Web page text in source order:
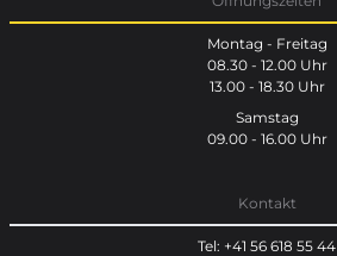
Montag - Freitag
08.30 - 12.00 Uhr
13.00 - 18.30 Uhr
Samstag
09.00 - 16.00 Uhr
Kontakt
Tel: +41 56 618 55 44